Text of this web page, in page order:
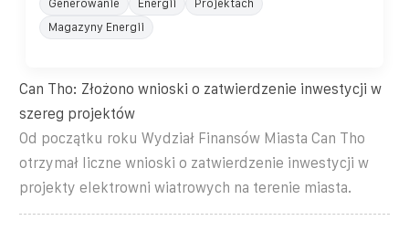
Generowanie Energii
Projektach
Magazyny Energii
Can Tho: Złożono wnioski o zatwierdzenie inwestycji w
szereg projektów
Od początku roku Wydział Finansów Miasta Can Tho
otrzymał liczne wnioski o zatwierdzenie inwestycji w
projekty elektrowni wiatrowych na terenie miasta.